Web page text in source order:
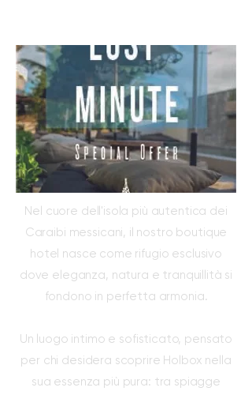
Nel cuore dell'isola più autentica dei
Caraibi messicani, il nostro boutique
hotel nasce come rifugio esclusivo
dove eleganza, natura e tranquillità si
fondono in perfetta armonia.
Un luogo intimo e sofisticato, pensato
per chi desidera scoprire Holbox nella
sua essenza più pura: tra spiagge